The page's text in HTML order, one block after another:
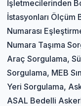
İşletmecilerinden
İstasyonları Ölçüm
Numarası
Numara Taşıma
Araç Sorgulama,
Sorgulama, MEB
Yeri Sorgulama,
ASAL Bedelli